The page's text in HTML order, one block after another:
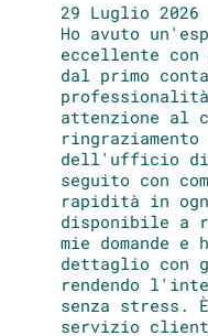
29 Luglio 2026
Ho avuto
eccellente con
dal primo
attenzione al
dell'ufficio di
seguito con
rapidità in
disponibile a
mie domande
dettaglio con
rendendo
senza stress.
servizio